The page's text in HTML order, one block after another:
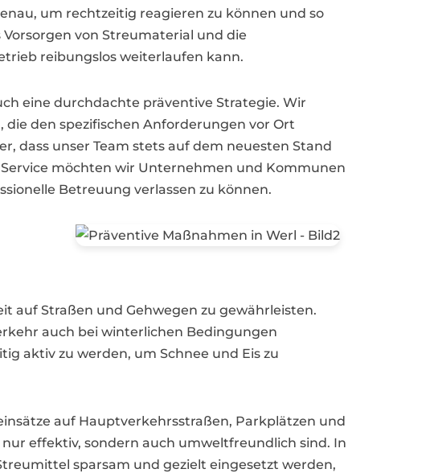
um rechtzeitig reagieren zu können und so
von Streumaterial und die
reibungslos weiterlaufen kann.
eine durchdachte präventive Strategie. Wir
den spezifischen Anforderungen vor Ort
dass unser Team stets auf dem neuesten Stand
möchten wir Unternehmen und Kommunen
Betreuung verlassen zu können.
auf Straßen und Gehwegen zu gewährleisten.
auch bei winterlichen Bedingungen
aktiv zu werden, um Schnee und Eis zu
auf Hauptverkehrsstraßen, Parkplätzen und
effektiv, sondern auch umweltfreundlich sind. In
sparsam und gezielt eingesetzt werden,